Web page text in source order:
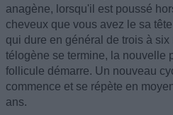
anagène, lorsqu'il est poussé
cheveux que vous avez le sa
qui dure en général de trois à
télogène se termine, la nouvelle
follicule démarre. Un nouveau
commence et se répète en
ans.